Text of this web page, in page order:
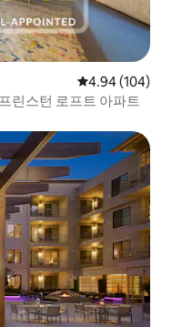
평점 4.94점(5
4.94 (104)
린스턴 로프트 아파트